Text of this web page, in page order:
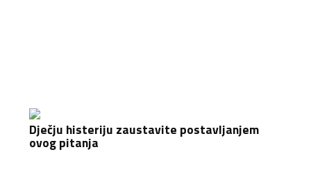
Dječju histeriju zaustavite postavljanjem
ovog pitanja